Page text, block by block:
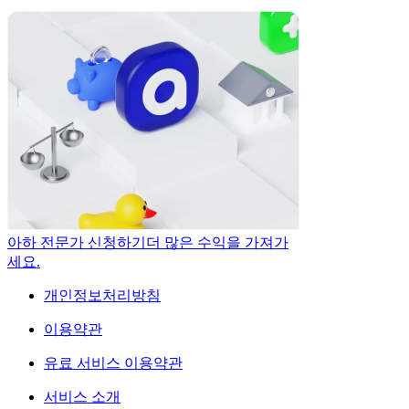
아하 전문가 신청하기 더 많은 수익을 가져가
세요.
개인정보처리방침
이용약관
유료 서비스 이용약관
서비스 소개